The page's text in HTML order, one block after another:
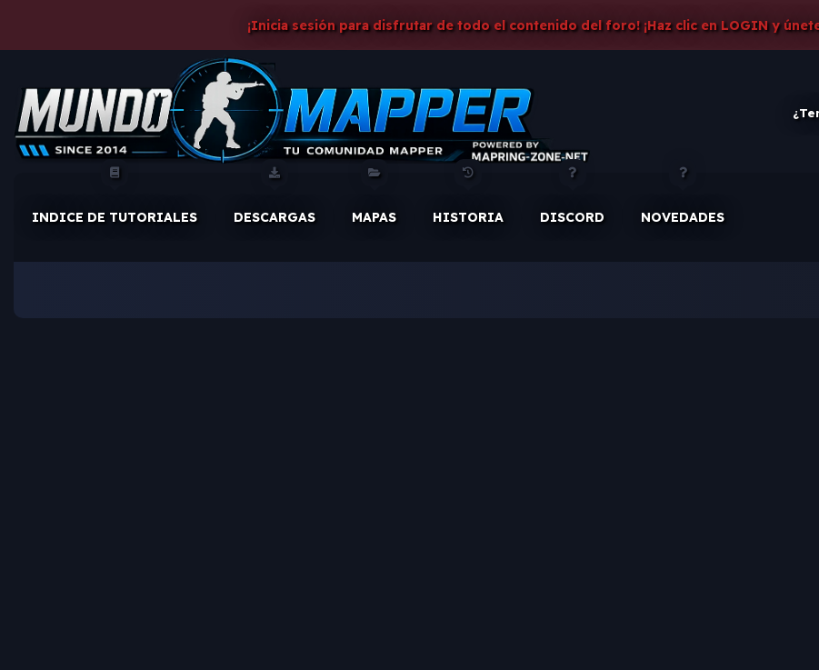
¡Inicia sesión para disfrutar de todo el contenido del foro! ¡Haz clic en LOGIN y
INDICE DE TUTORIALES DESCARGAS MAPAS HISTORIA DISCORD NOVEDADES